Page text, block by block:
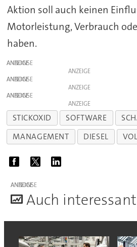
Aktion soll auch keinen
Motorleistung, Verbrauch
haben.
ANZEIGE
ANZEIGE
ANZEIGE
ANZEIGE
ANZEIGE
ANZEIGE
STICKOXID SOFTWARE
MANAGEMENT
DIESEL
ANZEIGE
Auch interessant